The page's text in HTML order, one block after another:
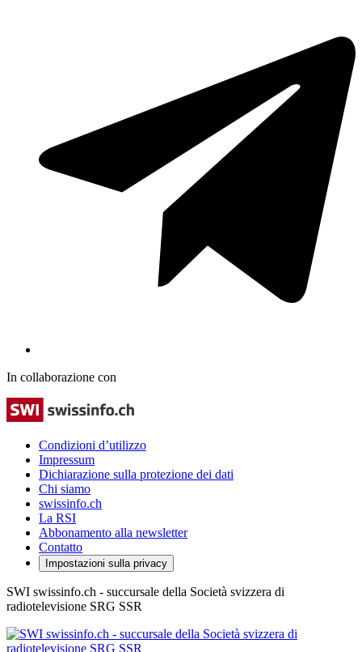
In collaborazione con
Condizioni d’utilizzo
Impressum
Dichiarazione sulla protezione dei dati
Chi siamo
swissinfo.ch
La RSI
Abbonamento alla newsletter
Contatto
Impostazioni sulla privacy
SWI swissinfo.ch - succursale della Società svizzera di
radiotelevisione SRG SSR